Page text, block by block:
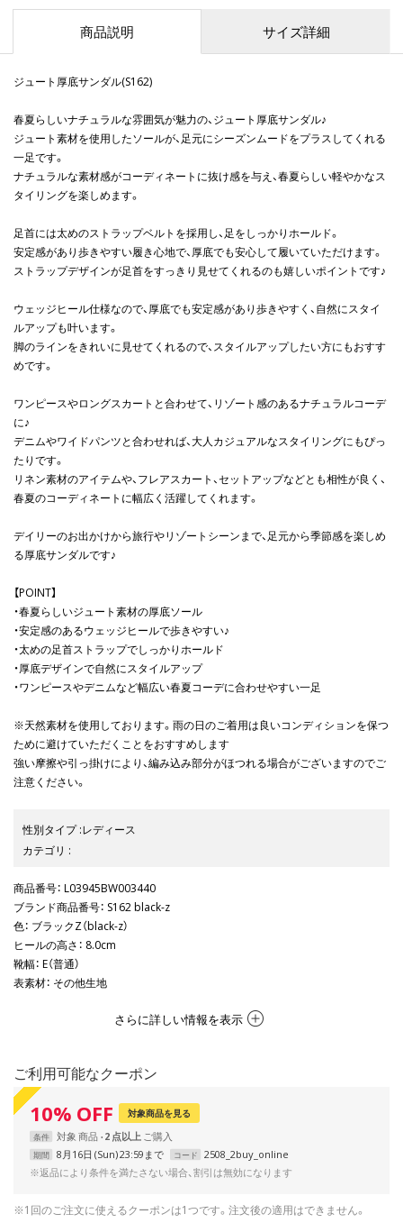
商品説明 サイズ詳細
ジュート厚底サンダル(S162)
春夏らしいナチュラルな雰囲気が魅力の、ジュート厚底サンダル♪
ジュート素材を使用したソールが、足元にシーズンムードをプラスしてくれる
一足です。
ナチュラルな素材感がコーディネートに抜け感を与え、春夏らしい軽やかなス
タイリングを楽しめます。
足首には太めのストラップベルトを採用し、足をしっかりホールド。
安定感があり歩きやすい履き心地で、厚底でも安心して履いていただけます。
ストラップデザインが足首をすっきり見せてくれるのも嬉しいポイントです♪
ウェッジヒール仕様なので、厚底でも安定感があり歩きやすく、自然にスタイ
ルアップも叶います。
脚のラインをきれいに見せてくれるので、スタイルアップしたい方にもおすす
めです。
ワンピースやロングスカートと合わせて、リゾート感のあるナチュラルコーデ
に♪
デニムやワイドパンツと合わせれば、大人カジュアルなスタイリングにもぴっ
たりです。
リネン素材のアイテムや、フレアスカート、セットアップなどとも相性が良く、
春夏のコーディネートに幅広く活躍してくれます。
デイリーのお出かけから旅行やリゾートシーンまで、足元から季節感を楽しめ
る厚底サンダルです♪
【POINT】
・春夏らしいジュート素材の厚底ソール
・安定感のあるウェッジヒールで歩きやすい♪
・太めの足首ストラップでしっかりホールド
・厚底デザインで自然にスタイルアップ
・ワンピースやデニムなど幅広い春夏コーデに合わせやすい一足
※天然素材を使用しております。雨の日のご着用は良いコンディションを保つ
ために避けていただくことをおすすめします
強い摩擦や引っ掛けにより、編み込み部分がほつれる場合がございますのでご
注意ください。
性別タイプ:レディース
カテゴリ :
商品番号： L03945BW003440
ブランド商品番号： S162 black-z
色： ブラックZ（black-z）
ヒールの高さ ： 8.0cm
靴幅： E（普通）
表素材： その他生地
さらに詳しい情報を表示
ご利用可能なクーポン
10% OFF 対象商品を見る
条件 対象商品 2 点以上
期間 8月16日 (Sun) 23:59まで コード
2508_2buy_online
※返品により条件を満たさない場合、割引は無効になります
※1回のご注文に使えるクーポンは1つです。注文後の適用はできません。